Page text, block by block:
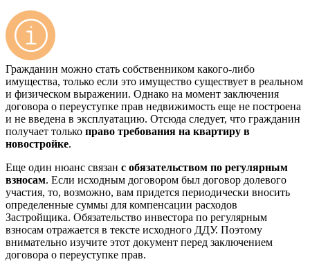
Гражданин можно стать собственником какого-либо
имущества, только если это имущество существует в реальном
и физическом выражении. Однако на момент заключения
договора о переуступке прав недвижимость еще не построена
и не введена в эксплуатацию. Отсюда следует, что гражданин
получает только право требования на квартиру в
новостройке.
Еще один нюанс связан с обязательством по регулярным
взносам. Если исходным договором был договор долевого
участия, то, возможно, вам придется периодически вносить
определенные суммы для компенсации расходов
Застройщика. Обязательство инвестора по регулярным
взносам отражается в тексте исходного ДДУ. Поэтому
внимательно изучите этот документ перед заключением
договора о переуступке прав.